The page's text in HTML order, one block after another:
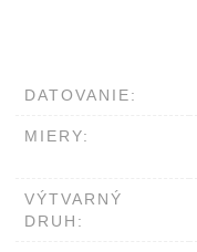
DATOVANIE:
MIERY:
VÝTVARNÝ
DRUH: